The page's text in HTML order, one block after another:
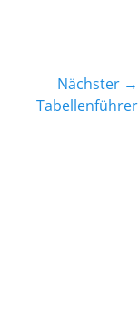
Nächster →
Tabellenführer